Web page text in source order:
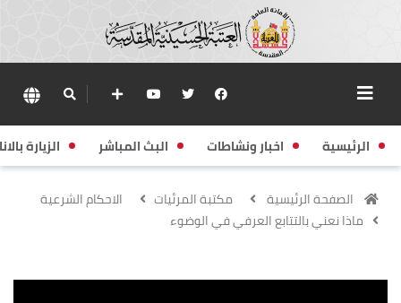
الرئيسية اخبار ونشاطات البث المباشر الزيارة
الصفحة الرئيسية مكتبة المرئيات
الاحكام الشرعية
ماذا نعني بالتتابع العرفي في الوضوء